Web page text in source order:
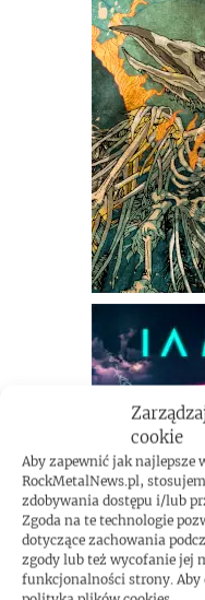
cookie
Aby zapewnić jak najlepsze
RockMetalNews.pl,
zdobywania dostępu i/lub
Zgoda na te technologie
dotyczące zachowania
zgody lub też wycofanie jej
funkcjonalności strony. Aby